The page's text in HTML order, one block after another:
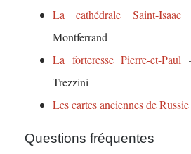
La cathédrale Saint-Isaac
Montferrand
La forteresse Pierre-et-Paul
Trezzini
Les cartes anciennes de Russie
Questions fréquentes